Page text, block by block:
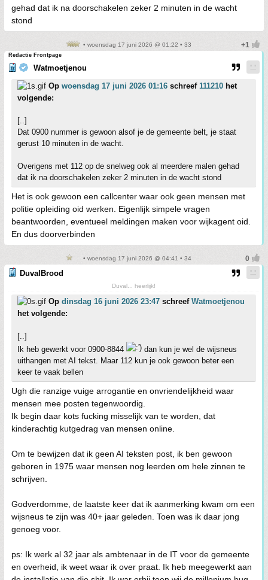
gehad dat ik na doorschakelen zeker 2 minuten in de wacht
stond
• woensdag 17 juni 2026 @ 01:22 • 33
Redactie Frontpage
Watmoetjenou
Op woensdag 17 juni 2026 01:16 schreef 111210 het
volgende:
[..]
Dat 0900 nummer is gewoon alsof je de gemeente belt, je staat
gerust 10 minuten in de wacht.
Overigens met 112 op de snelweg ook al meerdere malen gehad
dat ik na doorschakelen zeker 2 minuten in de wacht stond
Het is ook gewoon een callcenter waar ook geen mensen met
politie opleiding oid werken. Eigenlijk simpele vragen
beantwoorden, eventueel meldingen maken voor wijkagent oid.
En dus doorverbinden
• woensdag 17 juni 2026 @ 04:41 • 34
DuvalBrood
Duval... heerlijk!
Op dinsdag 16 juni 2026 23:47 schreef Watmoetjenou
het volgende:
[..]
Ik heb gewerkt voor 0900-8844
dan kun je wel de wijsneus
uithangen met AI tekst. Maar 112 kun je ook gewoon beter een
keer te vaak bellen
Ugh die ranzige vuige arrogantie en onvriendelijkheid waar
mensen mee posten tegenwoordig.
Ik begin daar kots fucking misselijk van te worden, dat
kinderachtig kutgedrag van mensen online.
Om te bewijzen dat ik geen AI teksten post, ik ben gewoon
geboren in 1975 waar mensen nog leerden om hele zinnen te
schrijven.
Godverdomme, de laatste keer dat ik aanmerking kwam om een
wijsneus te zijn was 40+ jaar geleden. Toen was ik daar jong
genoeg voor.
ps: Ik werk al 32 jaar als ambtenaar in de IT voor de gemeente
en overheid, ik weet waar ik over praat. Ik heb meegewerkt aan